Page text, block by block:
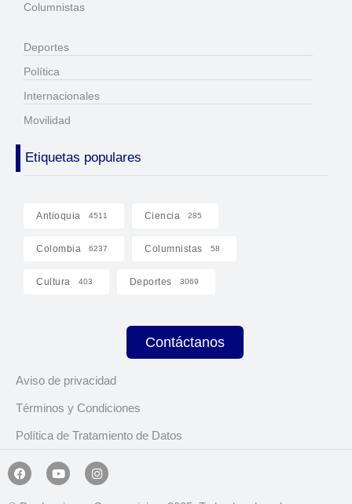
Columnistas
Deportes
Política
Internacionales
Movilidad
Etiquetas populares
Antioquia 4511 Ciencia 285
Colombia 6237 Columnistas 58
Cultura 403 Deportes 3069
Contáctanos
Aviso de privacidad
Términos y Condiciones
Política de Tratamiento de Datos